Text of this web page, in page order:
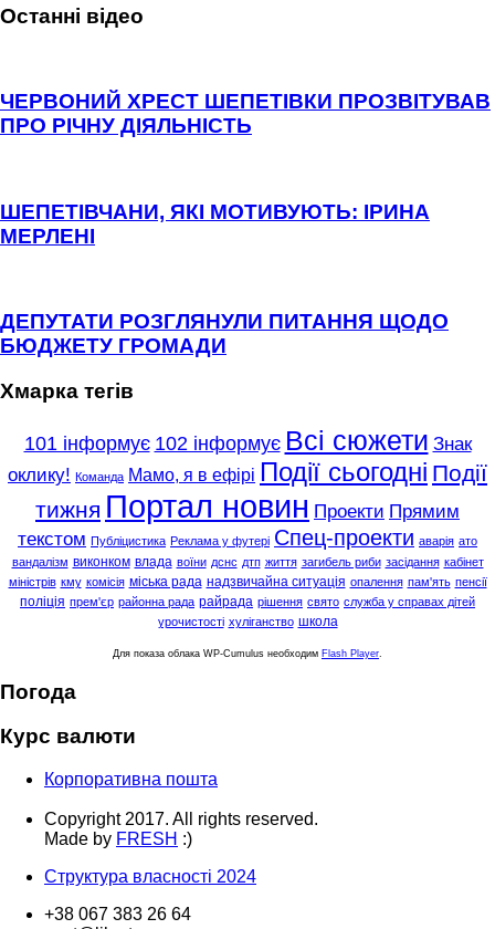
Останні відео
ЧЕРВОНИЙ ХРЕСТ ШЕПЕТІВКИ ПРОЗВІТУВАВ
ПРО РІЧНУ ДІЯЛЬНІСТЬ
ШЕПЕТІВЧАНИ, ЯКІ МОТИВУЮТЬ: ІРИНА
МЕРЛЕНІ
ДЕПУТАТИ РОЗГЛЯНУЛИ ПИТАННЯ ЩОДО
БЮДЖЕТУ ГРОМАДИ
Хмарка тегів
101 інформує 102 інформує Всі сюжети Знак
оклику! Команда Мамо, я в ефірі Події сьогодні Події
тижня Портал новин Проекти Прямим
текстом Публіцистика Реклама у футері Спец-проекти аварія ато
вандалізм виконком влада воїни дснс дтп життя загибель риби засідання кабінет
міністрів кму комісія міська рада надзвичайна ситуація опалення пам'ять пенсії
поліція прем'єр районна рада райрада рішення свято служба у справах дітей
урочистості хуліганство школа
Для показа облака WP-Cumulus необходим Flash Player
Погода
Курс валюти
Корпоративна пошта
Copyright 2017. All rights reserved.
Made by FRESH :)
Структура власності 2024
+38 067 383 26 64